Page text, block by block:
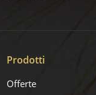
Prodotti
Offerte